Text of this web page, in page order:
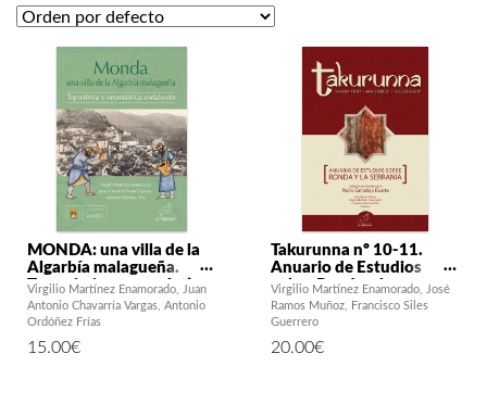
MONDA: una villa de la
Algarbía malagueña.
Toponimia y onomástica
andalusíes
Virgilio Martínez Enamorado
Juan
Antonio Chavarría Vargas Antonio
Ordóñez Frías
15.00€
Takurunna nº 10-11.
Anuario de Estudios
sobre Ronda y la
Serranía. Estudios en
homenaje a Pedro
Virgilio Martínez Enamorado
José
Ramos Muñoz
Francisco Siles
Guerrero
20.00€